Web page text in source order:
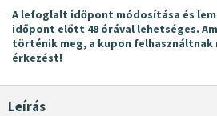
A lefoglalt időpont módosítása és
időpont előtt 48 órával lehetséges.
történik meg, a kupon felhasználtnak
érkezést!
Leírás